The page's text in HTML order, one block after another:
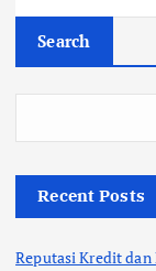
Search
Recent Posts
Reputasi Kredit dan